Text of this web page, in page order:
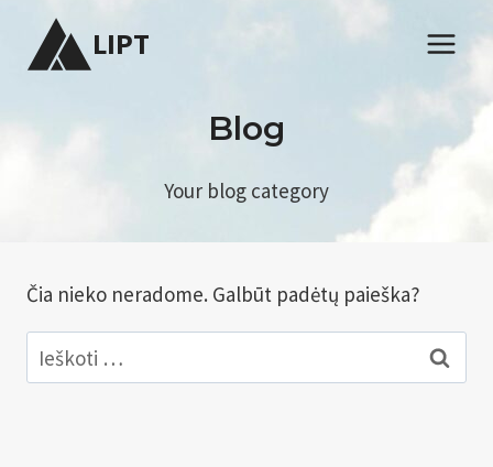
LIPT
Blog
Your blog category
Čia nieko neradome. Galbūt padėtų paieška?
Ieškoti: